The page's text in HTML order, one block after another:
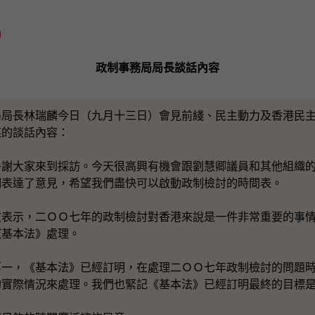
政制事務局局長談話內容
林瑞麟今日（九月十三日）會見前綫、民主動力及香港民
談話內容：
大家來到採訪。今天很高興有機會跟劉慧卿議員和其他組織
達了意見，希望我們盡快可以啟動政制檢討的時間表。
示，二ＯＯ七年的政制檢討對香港來說是一件非常重要的事
本法》處理。
，《基本法》已經訂明，在處理二ＯＯ七年政制檢討的問題
際情況來處理。我們也緊記《基本法》已經訂明最終的目標